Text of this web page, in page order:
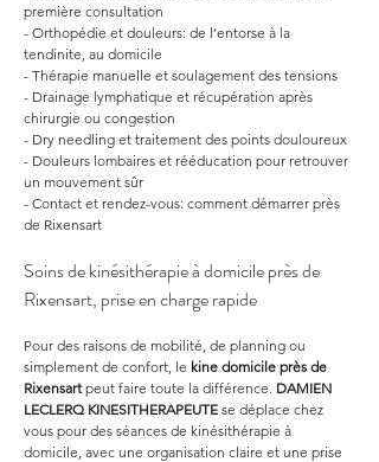
première consultation
- Orthopédie et douleurs: de l’entorse à la
tendinite, au domicile
- Thérapie manuelle et soulagement des tensions
- Drainage lymphatique et récupération après
chirurgie ou congestion
- Dry needling et traitement des points douloureux
- Douleurs lombaires et rééducation pour retrouver
un mouvement sûr
- Contact et rendez-vous: comment démarrer près
de Rixensart
Soins de kinésithérapie à domicile près de
Rixensart, prise en charge rapide
Pour des raisons de mobilité, de planning ou
simplement de confort, le kine domicile près de
Rixensart peut faire toute la différence. DAMIEN
LECLERQ KINESITHERAPEUTE se déplace chez
vous pour des séances de kinésithérapie à
domicile, avec une organisation claire et une prise